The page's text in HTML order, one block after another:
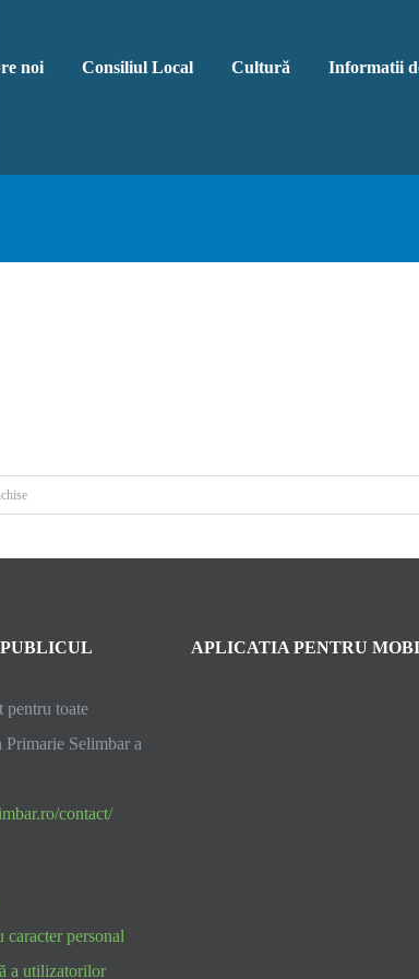
noi Consiliul Local Cultură Informatii
pentru
pentru toate
Primarie Selimbar a
contact/
caracter personal
a utilizatorilor
APLICATIA PENTRU